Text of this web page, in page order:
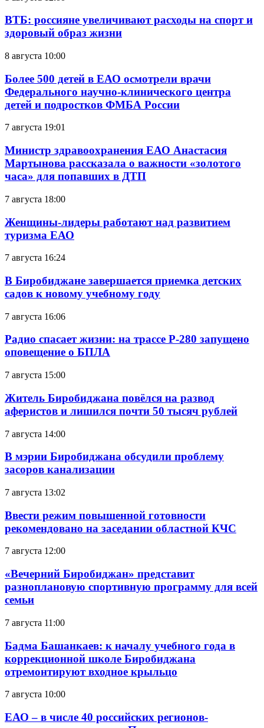
ВТБ: россияне увеличивают расходы на спорт и
здоровый образ жизни
8 августа 10:00
Более 500 детей в ЕАО осмотрели врачи
Федерального научно-клинического центра
детей и подростков ФМБА России
7 августа 19:01
Министр здравоохранения ЕАО Анастасия
Мартынова рассказала о важности «золотого
часа» для попавших в ДТП
7 августа 18:00
Женщины-лидеры работают над развитием
туризма ЕАО
7 августа 16:24
В Биробиджане завершается приемка детских
садов к новому учебному году
7 августа 16:06
Радио спасает жизни: на трассе Р-280 запущено
оповещение о БПЛА
7 августа 15:00
Житель Биробиджана повёлся на развод
аферистов и лишился почти 50 тысяч рублей
7 августа 14:00
В мэрии Биробиджана обсудили проблему
засоров канализации
7 августа 13:02
Ввести режим повышенной готовности
рекомендовано на заседании областной КЧС
7 августа 12:00
«Вечерний Биробиджан» представит
разноплановую спортивную программу для всей
семьи
7 августа 11:00
Бадма Башанкаев: к началу учебного года в
коррекционной школе Биробиджана
отремонтируют входное крыльцо
7 августа 10:00
ЕАО – в числе 40 российских регионов-